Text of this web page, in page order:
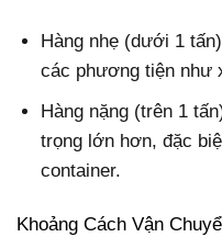
Hàng nhẹ (dưới 1
các phương tiện như
Hàng nặng (trên 1
trọng lớn hơn, đặc
container.
Khoảng Cách Vận